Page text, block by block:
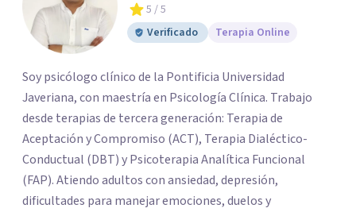
5 / 5
Verificado
Terapia Online
Soy psicólogo clínico de la Pontificia Universidad
Javeriana, con maestría en Psicología Clínica. Trabajo
desde terapias de tercera generación: Terapia de
Aceptación y Compromiso (ACT), Terapia Dialéctico-
Conductual (DBT) y Psicoterapia Analítica Funcional
(FAP). Atiendo adultos con ansiedad, depresión,
dificultades para manejar emociones, duelos y